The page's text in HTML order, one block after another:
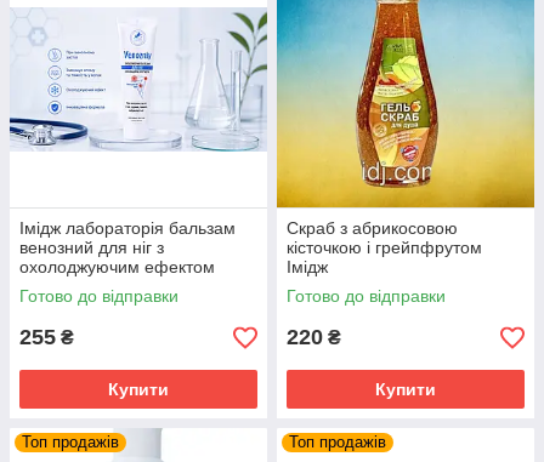
Iмідж лабораторія бальзам
венозний для ніг з
охолоджуючим ефектом
нормалізація кровообігу
Готово до відправки
255 ₴
Купити
Скраб з абрикосовою
кісточкою і грейпфрутом
Імідж
Готово до відправки
220 ₴
Купити
Топ продажів Топ продажів